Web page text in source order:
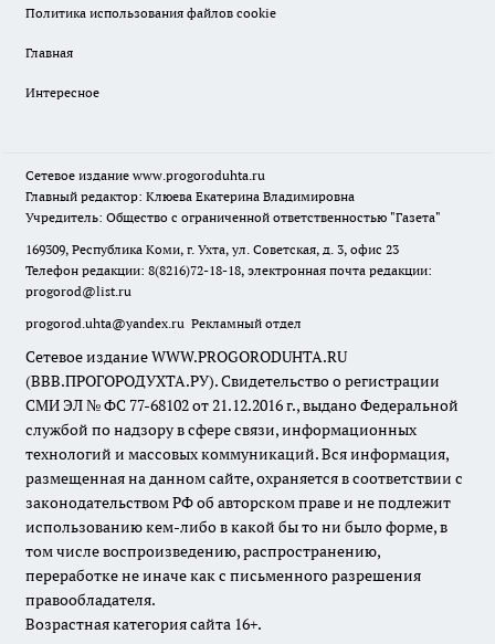
Политика использования файлов cookie
Главная
Интересное
Сетевое издание www.progoroduhta.ru
Главный редактор: Клюева Екатерина Владимировна
Учредитель: Общество с ограниченной ответственностью "Газета"
169309, Республика Коми, г. Ухта, ул. Советская, д. 3, офис 23
Телефон редакции: 8(8216)72-18-18, электронная почта редакции:
progorod@list.ru
progorod.uhta@yandex.ru Рекламный отдел
Сетевое издание WWW.PROGORODUHTA.RU
(ВВВ.ПРОГОРОДУХТА.РУ). Свидетельство о регистрации
СМИ ЭЛ № ФС 77-68102 от 21.12.2016 г., выдано Федеральной
службой по надзору в сфере связи, информационных
технологий и массовых коммуникаций. Вся информация,
размещенная на данном сайте, охраняется в соответствии с
законодательством РФ об авторском праве и не подлежит
использованию кем-либо в какой бы то ни было форме, в
том числе воспроизведению, распространению,
переработке не иначе как с письменного разрешения
правообладателя.
Возрастная категория сайта 16+.